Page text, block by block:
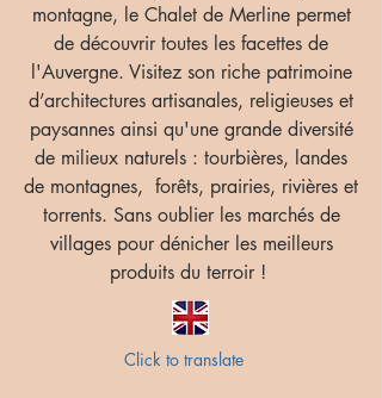
montagne, le Chalet de Merline permet
de découvrir toutes les facettes de
l'Auvergne. Visitez son riche patrimoine
d’architectures artisanales, religieuses et
paysannes ainsi qu'une grande diversité
de milieux naturels : tourbières, landes
de montagnes, forêts, prairies, rivières et
torrents. Sans oublier les marchés de
villages pour dénicher les meilleurs
produits du terroir !
Click to translate